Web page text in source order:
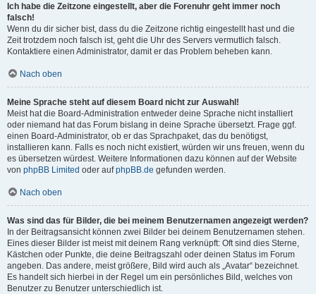
Ich habe die Zeitzone eingestellt, aber die Forenuhr geht immer noch
falsch!
Wenn du dir sicher bist, dass du die Zeitzone richtig eingestellt hast und die
Zeit trotzdem noch falsch ist, geht die Uhr des Servers vermutlich falsch.
Kontaktiere einen Administrator, damit er das Problem beheben kann.
Nach oben
Meine Sprache steht auf diesem Board nicht zur Auswahl!
Meist hat die Board-Administration entweder deine Sprache nicht installiert
oder niemand hat das Forum bislang in deine Sprache übersetzt. Frage ggf.
einen Board-Administrator, ob er das Sprachpaket, das du benötigst,
installieren kann. Falls es noch nicht existiert, würden wir uns freuen, wenn du
es übersetzen würdest. Weitere Informationen dazu können auf der Website
von phpBB Limited oder aufphpBB.de gefunden werden.
Nach oben
Was sind das für Bilder, die bei meinem Benutzernamen angezeigt werden?
In der Beitragsansicht können zwei Bilder bei deinem Benutzernamen stehen.
Eines dieser Bilder ist meist mit deinem Rang verknüpft: Oft sind dies Sterne,
Kästchen oder Punkte, die deine Beitragszahl oder deinen Status im Forum
angeben. Das andere, meist größere, Bild wird auch als „Avatar“ bezeichnet.
Es handelt sich hierbei in der Regel um ein persönliches Bild, welches von
Benutzer zu Benutzer unterschiedlich ist.